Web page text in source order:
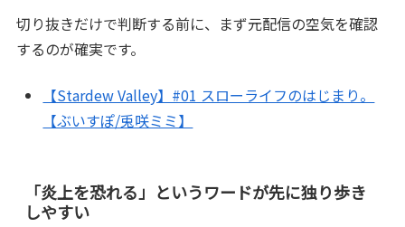
切り抜きだけで判断する前に、まず元配信の空気を確認
するのが確実です。
【Stardew Valley】#01 スローライフのはじまり。
【ぶいすぽ/兎咲ミミ】
「炎上を恐れる」というワードが先に独り歩き
しやすい